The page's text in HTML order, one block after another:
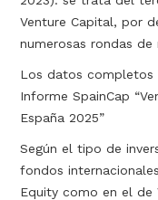
Venture Capital, por
numerosas rondas de
Los datos completos
Informe SpainCap
España 2025”
Según el tipo de
fondos
Equity como en el de